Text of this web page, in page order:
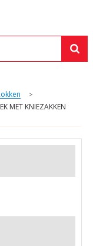
>
MET KNIEZAKKEN